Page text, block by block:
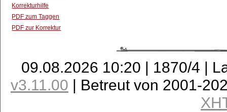
Korrekturhilfe
PDF zum Taggen
PDF zur Korrektur
09.08.2026 10:20 | 1870/4 |
v3.11.00 | Betreut von 2001-